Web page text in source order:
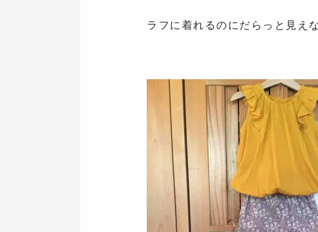
ラフに着れるのにだらっと見え